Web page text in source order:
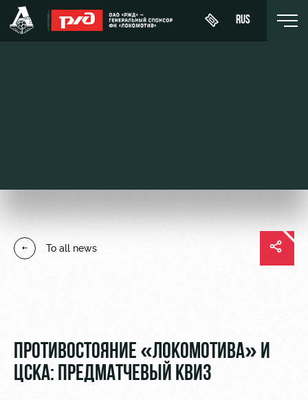
RUS
Players
Photo
СЕКТОР
Sponsors
To all news
ПРОТИВОСТОЯНИЕ «ЛОКОМОТИВА» И
ЦСКА: ПРЕДМАТЧЕВЫЙ КВИЗ